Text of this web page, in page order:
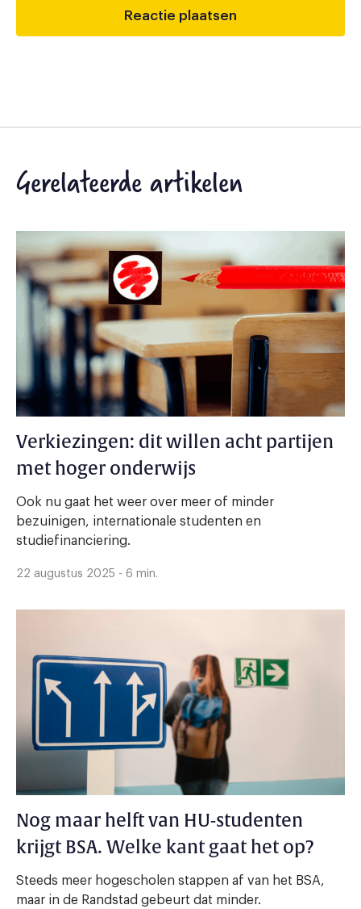
Gerelateerde artikelen
Verkiezingen: dit willen acht partijen
met hoger onderwijs
Ook nu gaat het weer over meer of minder
bezuinigen, internationale studenten en
studiefinanciering.
22 augustus 2025 - 6 min.
Nog maar helft van HU-studenten
krijgt BSA. Welke kant gaat het op?
Steeds meer hogescholen stappen af van het BSA,
maar in de Randstad gebeurt dat minder.